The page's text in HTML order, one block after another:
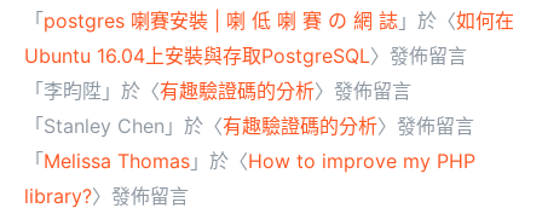
「 postgres 喇賽安裝 | 喇 低 喇 賽 の 網 誌 」於〈如何在
Ubuntu 16.04上安裝與存取PostgreSQL〉發佈留言
「 李昀陞 」於〈有趣驗證碼的分析〉發佈留言
「 Stanley Chen 」於〈有趣驗證碼的分析〉發佈留言
「 Melissa Thomas 」於〈How to improve my PHP
library?〉發佈留言